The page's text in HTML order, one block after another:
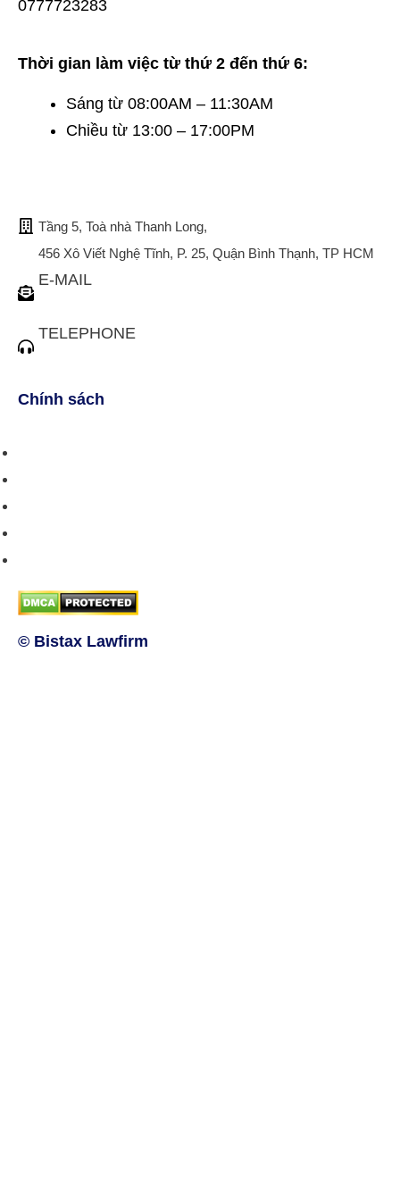
Thời gian làm việc từ thứ 2 đến thứ 6:
Sáng từ 08:00AM – 11:30AM
Chiều từ 13:00 – 17:00PM
Tầng 5, Toà nhà Thanh Long,
456 Xô Viết Nghệ Tĩnh, P. 25, Quận Bình Thạnh, TP HCM
E-MAIL
TELEPHONE
Chính sách
© Bistax Lawfirm